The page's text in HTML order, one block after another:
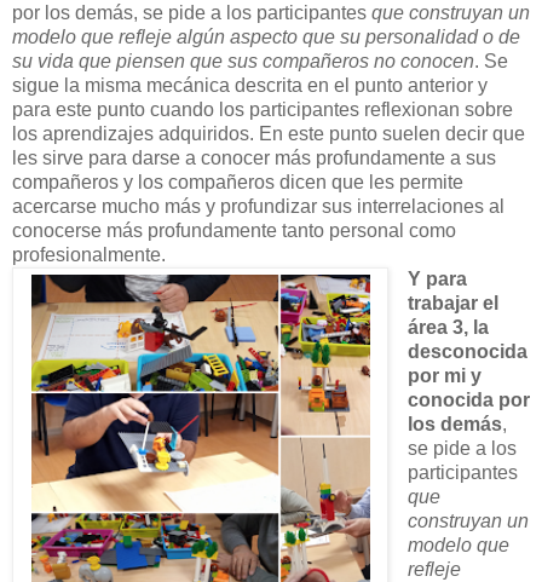
por los demás, se pide a los participantes que construyan un
modelo que refleje algún aspecto que su personalidad o de
su vida que piensen que sus compañeros no conocen. Se
sigue la misma mecánica descrita en el punto anterior y
para este punto cuando los participantes reflexionan sobre
los aprendizajes adquiridos. En este punto suelen decir que
les sirve para darse a conocer más profundamente a sus
compañeros y los compañeros dicen que les permite
acercarse mucho más y profundizar sus interrelaciones al
conocerse más profundamente tanto personal como
profesionalmente.
Y para
trabajar el
área 3, la
desconocida
por mi y
conocida por
los demás,
se pide a los
participantes
que
construyan un
modelo que
refleje